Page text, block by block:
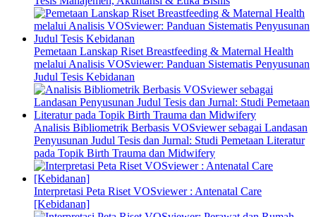
Pemetaan Lanskap Riset Breastfeeding & Maternal Health
melalui Analisis VOSviewer: Panduan Sistematis Penyusunan
Judul Tesis Kebidanan
Analisis Bibliometrik Berbasis VOSviewer sebagai Landasan
Penyusunan Judul Tesis dan Jurnal: Studi Pemetaan Literatur
pada Topik Birth Trauma dan Midwifery
Interpretasi Peta Riset VOSviewer : Antenatal Care
[Kebidanan]